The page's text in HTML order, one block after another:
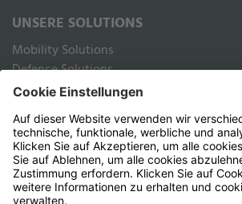
UNSERE SOLUTIONS
Mobility Solutions
Defence Solutions
Industry Solutions
Public Solutions
RECHTLICHES
Impressum
Datenschutz Webseite